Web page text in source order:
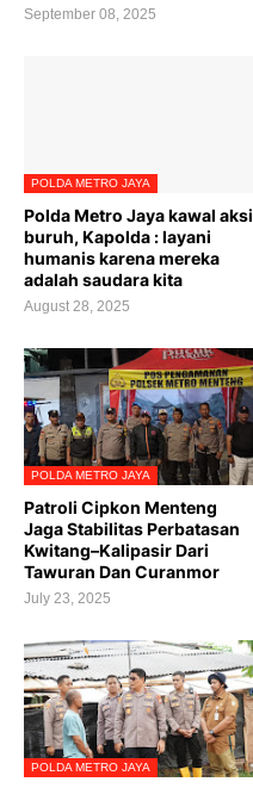
September 08, 2025
POLDA METRO JAYA
Polda Metro Jaya kawal aksi
buruh, Kapolda : layani
humanis karena mereka
adalah saudara kita
August 28, 2025
POLDA METRO JAYA
Patroli Cipkon Menteng
Jaga Stabilitas Perbatasan
Kwitang–Kalipasir Dari
Tawuran Dan Curanmor
July 23, 2025
POLDA METRO JAYA